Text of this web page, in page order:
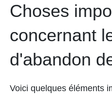
Choses
concernant
d'abandon
Voici quelques éléments